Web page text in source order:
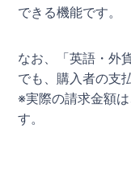
できる機能です。
なお、「英語・外
でも、購入者の支
※実際の請求金額
す。